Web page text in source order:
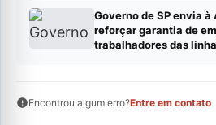
Governo de SP envia
reforçar garantia de
trabalhadores das
Encontrou algum erro?Entre em contato